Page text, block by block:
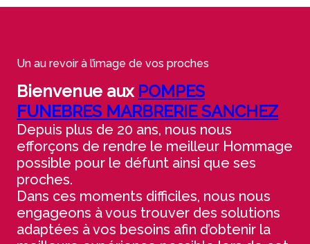
Un au revoir à l’image de vos proches
Bienvenue aux POMPES
FUNEBRES MARBRERIE SANCHEZ
Depuis plus de 20 ans, nous nous
efforçons de rendre le meilleur Hommage
possible pour le défunt ainsi que ses
proches.
Dans ces moments difficiles, nous nous
engageons à vous trouver des solutions
adaptées à vos besoins afin d’obtenir la